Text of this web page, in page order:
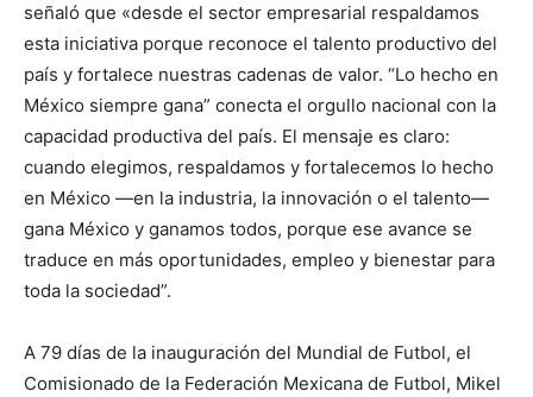
señaló que «desde el sector empresarial respaldamos
esta iniciativa porque reconoce el talento productivo del
país y fortalece nuestras cadenas de valor. “Lo hecho en
México siempre gana” conecta el orgullo nacional con la
capacidad productiva del país. El mensaje es claro:
cuando elegimos, respaldamos y fortalecemos lo hecho
en México —en la industria, la innovación o el talento—
gana México y ganamos todos, porque ese avance se
traduce en más oportunidades, empleo y bienestar para
toda la sociedad”.
A 79 días de la inauguración del Mundial de Futbol, el
Comisionado de la Federación Mexicana de Futbol, Mikel